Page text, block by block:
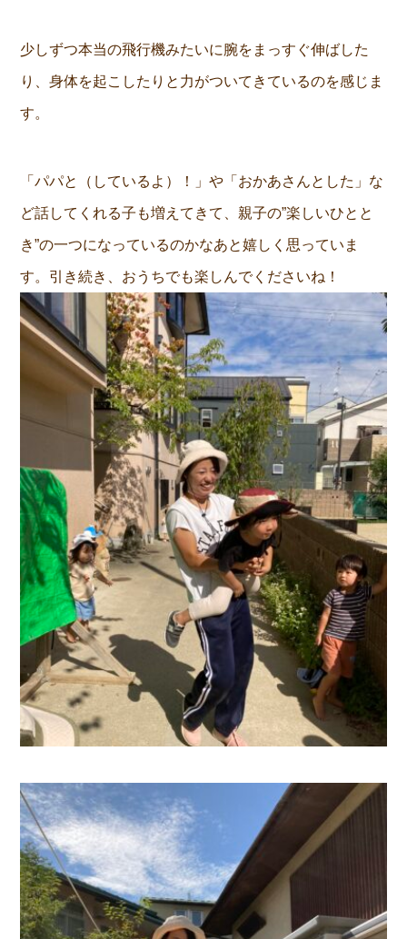
少しずつ本当の飛行機みたいに腕をまっすぐ伸ばした
り、身体を起こしたりと力がついてきているのを感じま
す。
「パパと（しているよ）！」や「おかあさんとした」な
ど話してくれる子も増えてきて、親子の”楽しいひとと
き”の一つになっているのかなあと嬉しく思っていま
す。引き続き、おうちでも楽しんでくださいね！